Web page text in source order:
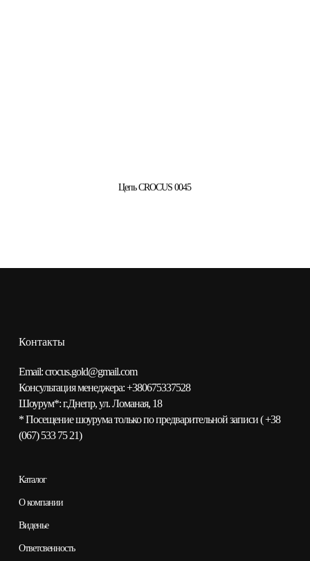
Цепь CROCUS 0045
Контакты
Email:сrocus.gold@gmail.com
Консультация менеджера:+380675337528
Шоурум*:г.Днепр, ул. Ломаная, 18
* Посещение шоурума только по предварительной записи (+38
(067) 533 75 21)
Каталог
О компании
Виденье
Ответсвенность